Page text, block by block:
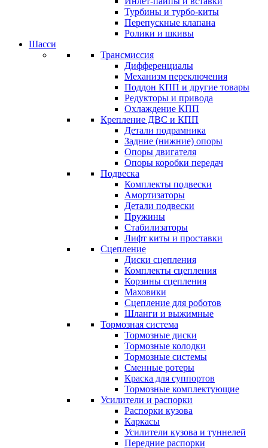
Турбины и турбо-киты
Перепускные клапана
Ролики и шкивы
Шасси
Трансмиссия
Дифференциалы
Механизм переключения
Поддон КПП и другие товары
Редукторы и привода
Охлаждение КПП
Крепление ДВС и КПП
Детали подрамника
Задние (нижние) опоры
Опоры двигателя
Опоры коробки передач
Подвеска
Комплекты подвески
Амортизаторы
Детали подвески
Пружины
Стабилизаторы
Лифт киты и проставки
Сцепление
Диски сцепления
Комплекты сцепления
Корзины сцепления
Маховики
Сцепление для роботов
Шланги и выжимные
Тормозная система
Тормозные диски
Тормозные колодки
Тормозные системы
Сменные ротеры
Краска для суппортов
Тормозные комплектующие
Усилители и распорки
Распорки кузова
Каркасы
Усилители кузова и туннелей
Передние распорки